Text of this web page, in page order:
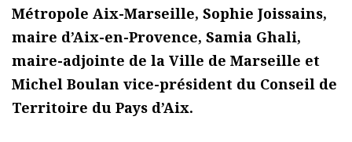
Métropole Aix-Marseille, Sophie Joissains,
maire d’Aix-en-Provence, Samia Ghali,
maire-adjointe de la Ville de Marseille et
Michel Boulan vice-président du Conseil de
Territoire du Pays d’Aix.